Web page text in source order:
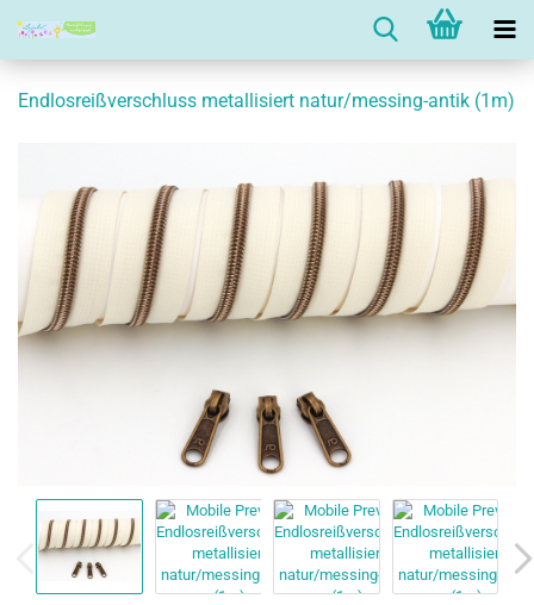
Endlosreißverschluss metallisiert natur/messing-antik (1m)